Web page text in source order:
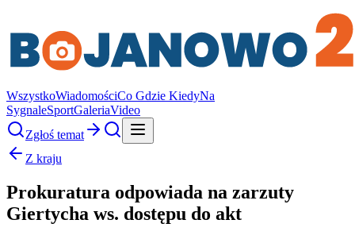
WszystkoWiadomościCo Gdzie KiedyNa
SygnaleSportGaleriaVideo
Zgłoś temat
Z kraju
Prokuratura odpowiada na zarzuty
Giertycha ws. dostępu do akt